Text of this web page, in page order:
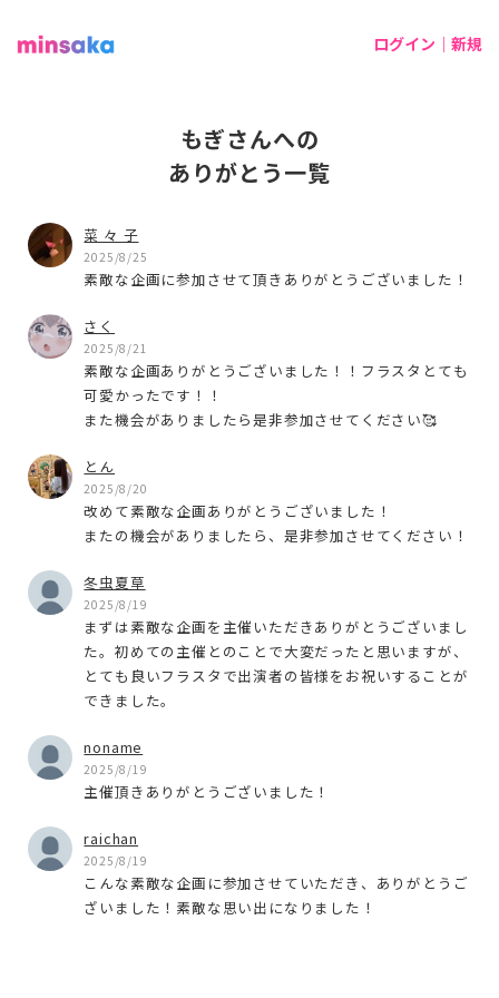
ログイン｜新規
もぎさんへの
ありがとう一覧
菜 々 子
2025/8/25
素敵な企画に参加させて頂きありがとうございました！
さく
2025/8/21
素敵な企画ありがとうございました！！フラスタとても
可愛かったです！！
また機会がありましたら是非参加させてください🥰
とん
2025/8/20
改めて素敵な企画ありがとうございました！
またの機会がありましたら、是非参加させてください！
冬虫夏草
2025/8/19
まずは素敵な企画を主催いただきありがとうございまし
た。初めての主催とのことで大変だったと思いますが、
とても良いフラスタで出演者の皆様をお祝いすることが
できました。
noname
2025/8/19
主催頂きありがとうございました！
raichan
2025/8/19
こんな素敵な企画に参加させていただき、ありがとうご
ざいました！素敵な思い出になりました！